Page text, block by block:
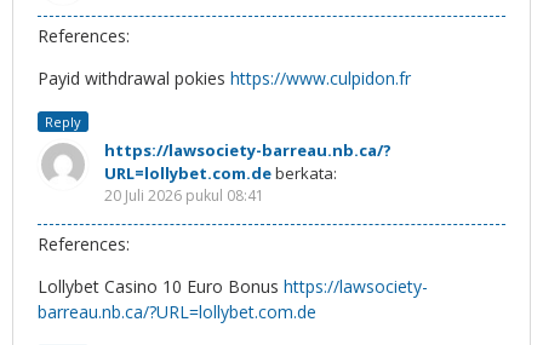
References:
Payid withdrawal pokies https://www.culpidon.fr
Reply
https://lawsociety-barreau.nb.ca/?
URL=lollybet.com.deberkata:
20 Juli 2026 pukul 08:41
References:
Lollybet Casino 10 Euro Bonus https://lawsociety-
barreau.nb.ca/?URL=lollybet.com.de